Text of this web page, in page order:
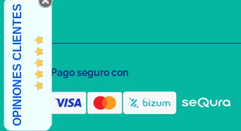
OPINIONES CLIENTES Pago seguro con